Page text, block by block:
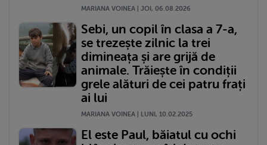
MARIANA VOINEA | JOI, 06.08.2026
Sebi, un copil în clasa a 7-a,
se trezește zilnic la trei
dimineața și are grijă de
animale. Trăiește în condiții
grele alături de cei patru frați
ai lui
MARIANA VOINEA | LUNI, 10.02.2025
El este Paul, băiatul cu ochi